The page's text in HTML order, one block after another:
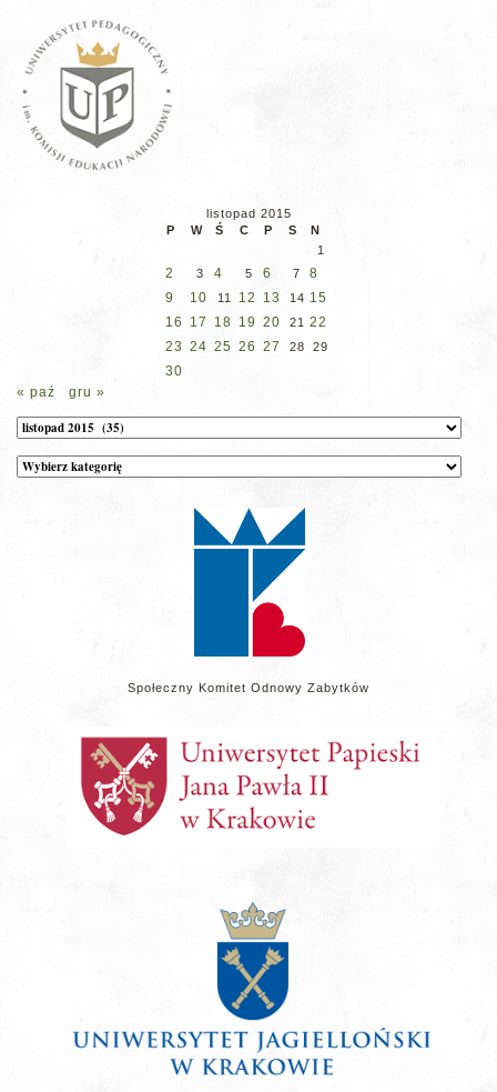
listopad 2015
P
W Ś C P S
N
1
2 3 4 5 6 7
8
9
10 11 12 13 14 15
16
17 18 19 20 21 22
23 24 25 26 27 28 29
30
« paź
gru »
Archiwum
Kategorie
wpisów
Społeczny Komitet Odnowy Zabytków